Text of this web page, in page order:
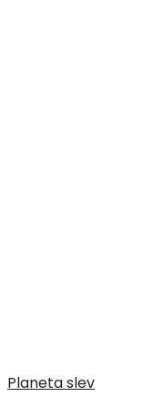
Planeta slev